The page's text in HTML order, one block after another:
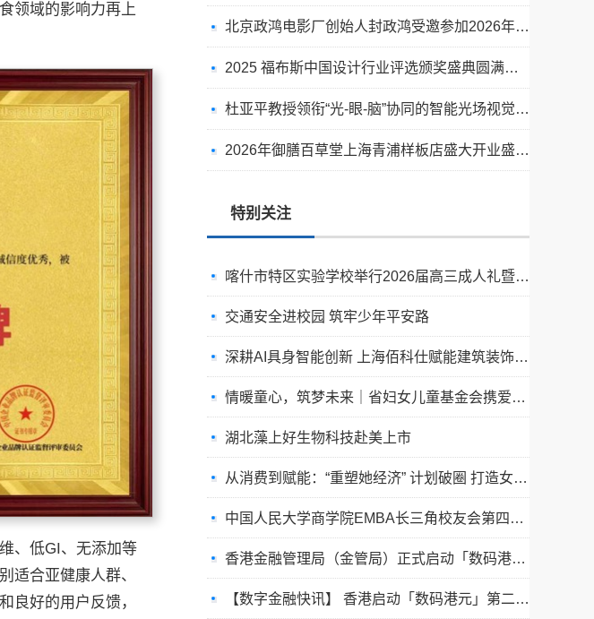
领域的影响力再上
、低GI、无添加等
适合亚健康人群、
良好的用户反馈，
北京政鸿电影厂创始人封政鸿受邀参加2026年度抹茶产业大会
2025 福布斯中国设计行业评选颁奖盛典圆满举行
杜亚平教授领衔“光-眼-脑”协同的智能光场视觉健康系统研发及产业化项目正式启动
2026年御膳百草堂上海青浦样板店盛大开业盛典纪实
特别关注
喀什市特区实验学校举行2026届高三成人礼暨高考送考仪式
交通安全进校园 筑牢少年平安路
情暖童心，筑梦未来｜省妇女儿童基金会携爱心企业走进永城薛湖镇
湖北藻上好生物科技赴美上市
​中国人民大学商学院EMBA长三角校友会第四届“智创未来”论坛举行
香港金融管理局（金管局）正式启动「数码港元」先导计划第二阶段清算测试工作，标志着香港央行数字货币
【数字金融快讯】 香港启动「数码港元」第二阶段清算测试
公益暖边疆！“万物心生循环有爱” 清凉物资助力喀什少年儿童逐梦绿茵